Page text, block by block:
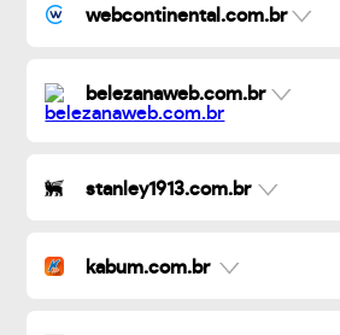
webcontinental.com.br
belezanaweb.com.br
stanley1913.com.br
kabum.com.br